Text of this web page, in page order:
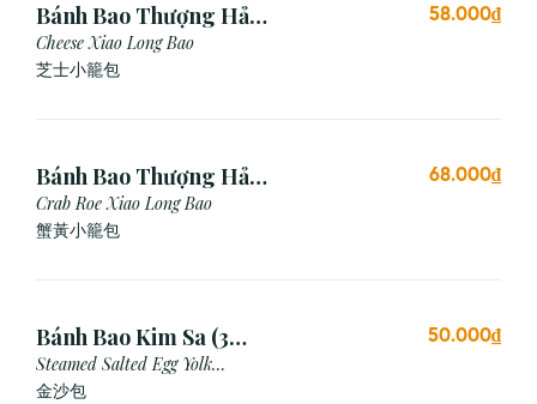
Bánh Bao Thượng Hải
Phô Mai (3 Viên)
Cheese Xiao Long Bao
芝士小籠包
58.000₫
Bánh Bao Thượng Hải
Gạch Cua (3 Viên)
Crab Roe Xiao Long Bao
蟹黃小籠包
68.000₫
Bánh Bao Kim Sa (3
Cái)
Steamed Salted Egg Yolk
Custard Bun
金沙包
50.000₫